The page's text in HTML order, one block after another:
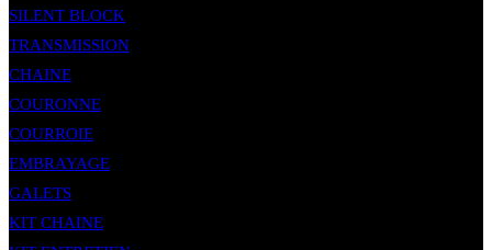
SILENT BLOCK
TRANSMISSION
CHAINE
COURONNE
COURROIE
EMBRAYAGE
GALETS
KIT CHAINE